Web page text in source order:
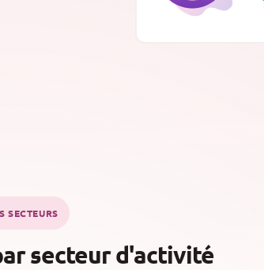
SECTEURS
secteur d'activité